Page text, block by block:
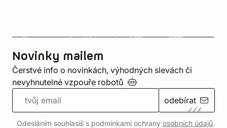
Novinky mailem
Čerstvé info o novinkách, výhodných slevách či
nevyhnutelné vzpouře robotů
odebírat
Odesláním souhlasíš s podmínkami ochrany osobních údajů.